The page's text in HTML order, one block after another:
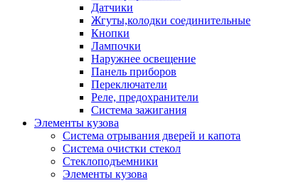
Датчики
Жгуты,колодки соединительные
Кнопки
Лампочки
Наружнее освещение
Панель приборов
Переключатели
Реле, предохранители
Система зажигания
Элементы кузова
Система отрывания дверей и капота
Система очистки стекол
Стеклоподъемники
Элементы кузова